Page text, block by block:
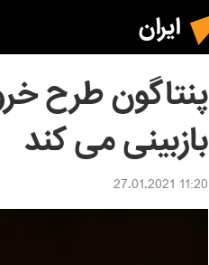
ایران
پنتاگون طرح
بازبینی می‌ کند
11:20 27.01.2021